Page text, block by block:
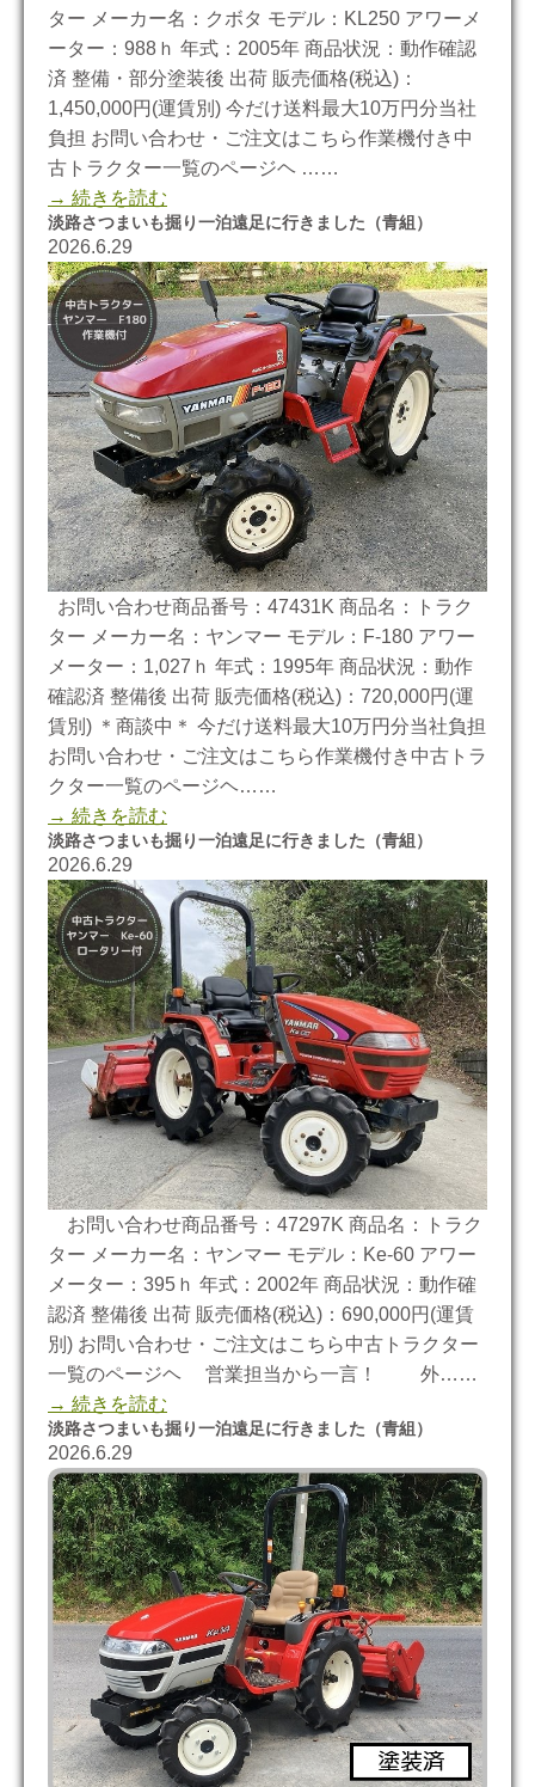
ター メーカー名：クボタ モデル：KL250 アワーメ
ーター：988ｈ 年式：2005年 商品状況：動作確認
済 整備・部分塗装後 出荷 販売価格(税込)：
1,450,000円(運賃別) 今だけ送料最大10万円分当社
負担 お問い合わせ・ご注文はこちら作業機付き中
古トラクター一覧のページヘ ……
→ 続きを読む
淡路さつまいも掘り一泊遠足に行きました（青組）
2026.6.29
お問い合わせ商品番号：47431K 商品名：トラク
ター メーカー名：ヤンマー モデル：F-180 アワー
メーター：1,027ｈ 年式：1995年 商品状況：動作
確認済 整備後 出荷 販売価格(税込)：720,000円(運
賃別) ＊商談中＊ 今だけ送料最大10万円分当社負担
お問い合わせ・ご注文はこちら作業機付き中古トラ
クター一覧のページヘ……
→ 続きを読む
淡路さつまいも掘り一泊遠足に行きました（青組）
2026.6.29
お問い合わせ商品番号：47297K 商品名：トラク
ター メーカー名：ヤンマー モデル：Ke-60 アワー
メーター：395ｈ 年式：2002年 商品状況：動作確
認済 整備後 出荷 販売価格(税込)：690,000円(運賃
別) お問い合わせ・ご注文はこちら中古トラクター
一覧のページヘ 営業担当から一言！ 外……
→ 続きを読む
淡路さつまいも掘り一泊遠足に行きました（青組）
2026.6.29